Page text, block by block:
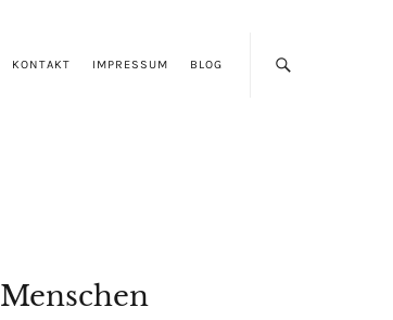
KONTAKT IMPRESSUM BLOG
Menschen